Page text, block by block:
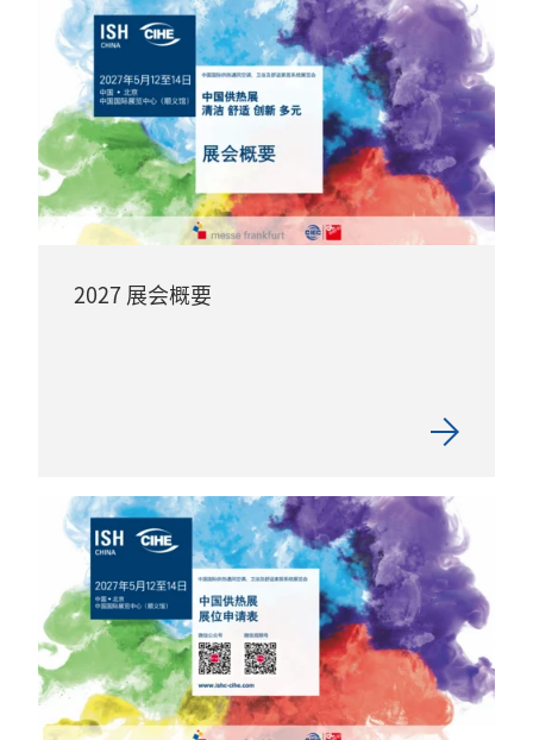
2027 展会概要